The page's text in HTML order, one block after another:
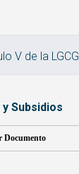
V de la LGCG
y Subsidios
Documento